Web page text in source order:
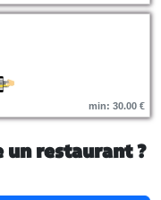
min: 30.00 €
un restaurant ?